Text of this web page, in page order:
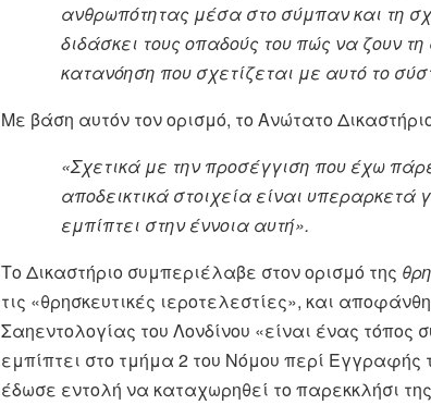
ανθρωπότητας μέσα στο σύμπαν και τη
διδάσκει τους οπαδούς του πώς να ζουν
κατανόηση που σχετίζεται με αυτό το
Με βάση αυτόν τον ορισμό, το Ανώτατο
«Σχετικά με την προσέγγιση που έχω
αποδεικτικά στοιχεία είναι υπεραρκετά
εμπίπτει στην έννοια αυτή».
Το Δικαστήριο συμπεριέλαβε στον ορισμό της
τις «θρησκευτικές ιεροτελεστίες», και
Σαηεντολογίας του Λονδίνου «είναι ένας τόπος
εμπίπτει στο τμήμα 2 του Νόμου περί
έδωσε εντολή να καταχωρηθεί το παρεκκλήσι